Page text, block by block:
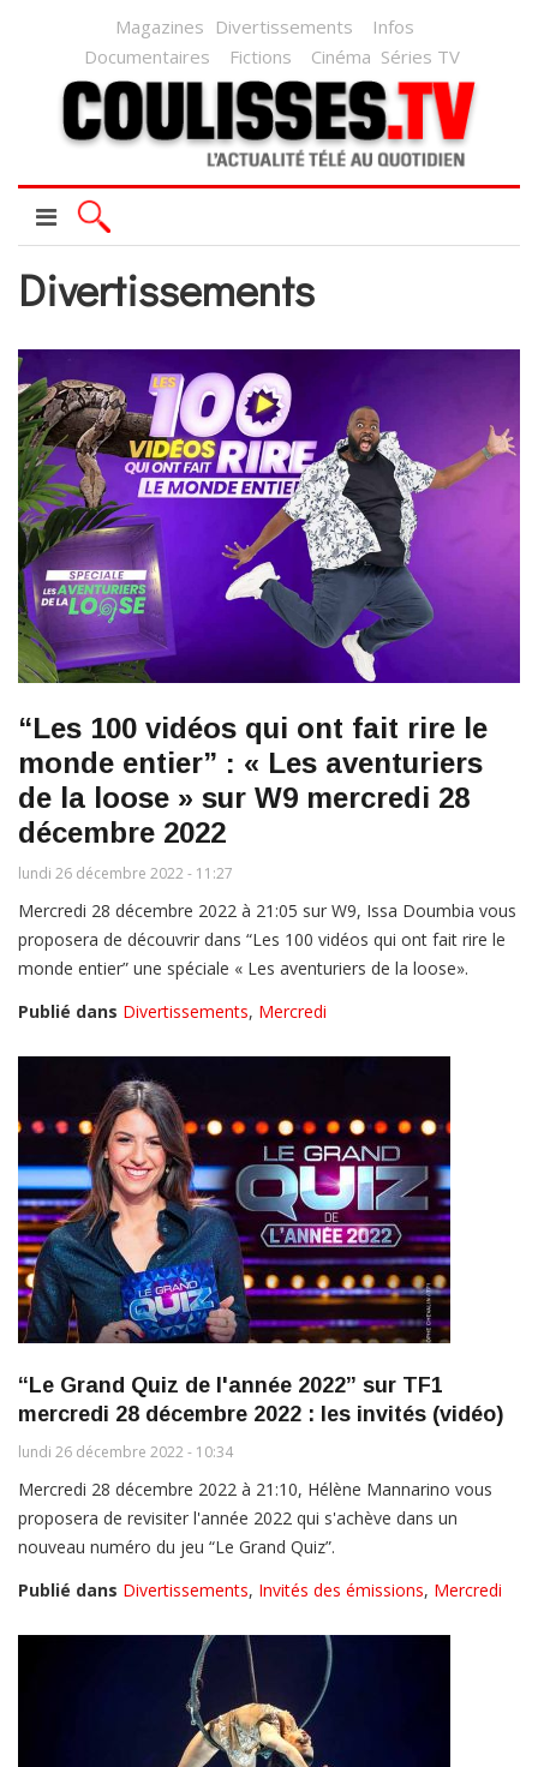
Magazines Divertissements
Infos
Documentaires
Fictions Cinéma Séries TV
Divertissements
“Les 100 vidéos qui ont fait rire le
monde entier” : « Les aventuriers
de la loose » sur W9 mercredi 28
décembre 2022
lundi 26 décembre 2022 - 11:27
Mercredi 28 décembre 2022 à 21:05 sur W9, Issa Doumbia vous
proposera de découvrir dans “Les 100 vidéos qui ont fait rire le
monde entier” une spéciale « Les aventuriers de la loose».
Publié dans Divertissements, Mercredi
“Le Grand Quiz de l'année 2022” sur TF1
mercredi 28 décembre 2022 : les invités (vidéo)
lundi 26 décembre 2022 - 10:34
Mercredi 28 décembre 2022 à 21:10, Hélène Mannarino vous
proposera de revisiter l'année 2022 qui s'achève dans un
nouveau numéro du jeu “Le Grand Quiz”.
Publié dans Divertissements, Invités des émissions, Mercredi